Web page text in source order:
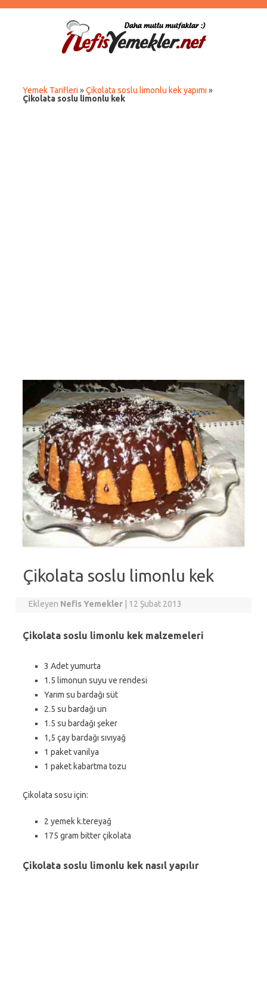
Yemek Tarifleri »Çikolata soslu limonlu kek yapımı »
Çikolata soslu limonlu kek
Çikolata soslu limonlu kek
Ekleyen Nefis Yemekler 12 Şubat 2013
Çikolata soslu limonlu kek malzemeleri
3 Adet yumurta
1.5 limonun suyu ve rendesi
Yarım su bardağı süt
2.5 su bardağı un
1.5 su bardağı şeker
1,5 çay bardağı sıvıyağ
1 paket vanilya
1 paket kabartma tozu
Çikolata sosu için:
2 yemek k.tereyağ
175 gram bitter çikolata
Çikolata soslu limonlu kek nasıl yapılır